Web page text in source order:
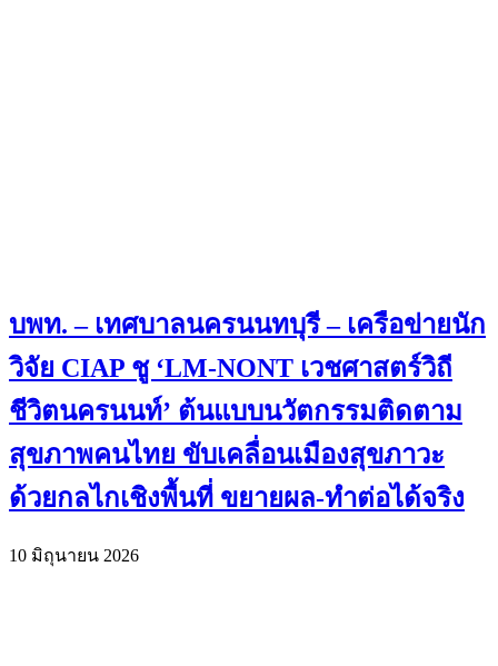
บพท. – เทศบาลนครนนทบุรี – เครือข่ายนัก
วิจัย CIAP ชู ‘LM-NONT เวชศาสตร์วิถี
ชีวิตนครนนท์’ ต้นแบบนวัตกรรมติดตาม
สุขภาพคนไทย ขับเคลื่อนเมืองสุขภาวะ
ด้วยกลไกเชิงพื้นที่ ขยายผล-ทำต่อได้จริง
10 มิถุนายน 2026